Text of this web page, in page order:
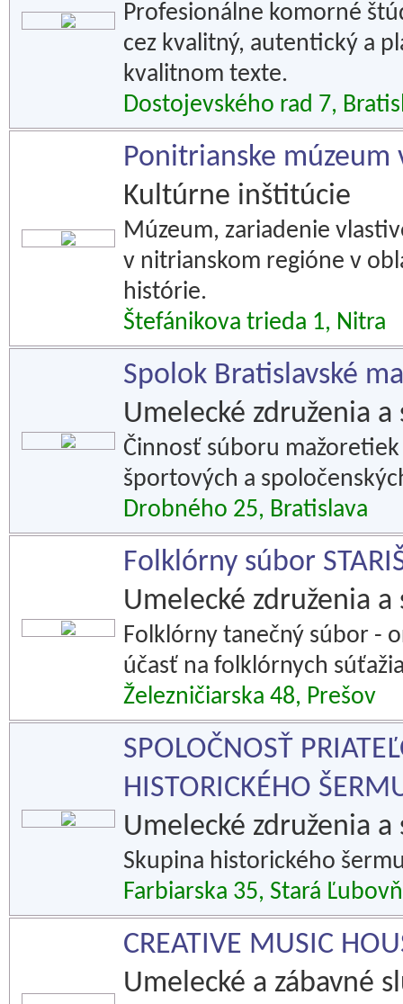
Profesionálne komorné
cez kvalitný, autentický a
kvalitnom texte.
Dostojevského rad 7,
Ponitrianske múzeum
Kultúrne inštitúcie
Múzeum, zariadenie
v nitrianskom regióne v
histórie.
Štefánikova trieda 1, Nitra
Spolok Bratislavské
Umelecké združenia a
Činnosť súboru
športových a
Drobného 25, Bratislava
Folklórny súbor
Umelecké združenia a
Folklórny tanečný súbor -
účasť na folklórnych
Železničiarska 48, Prešov
SPOLOČNOSŤ
HISTORICKÉHO
Umelecké združenia a
Skupina historického
Farbiarska 35, Stará
CREATIVE MUSIC
Umelecké a zábavné